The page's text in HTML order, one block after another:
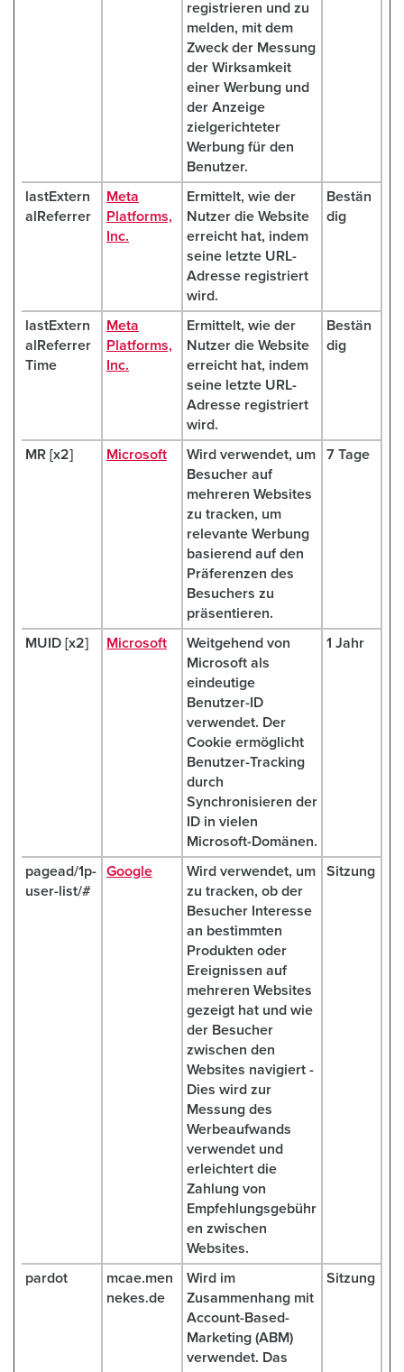
registrieren und zu
melden, mit dem
Zweck der Messung
der Wirksamkeit
einer Werbung und
der Anzeige
zielgerichteter
Werbung für den
Benutzer.
lastExtern
alReferrer
Meta
Platforms,
Inc.
Ermittelt, wie der
Nutzer die Website
erreicht hat, indem
seine letzte URL-
Adresse registriert
wird.
Bestän
dig
lastExtern
alReferrer
Time
Meta
Platforms,
Inc.
Ermittelt, wie der
Nutzer die Website
erreicht hat, indem
seine letzte URL-
Adresse registriert
wird.
Bestän
dig
MR [x2] Microsoft
Wird verwendet, um
Besucher auf
mehreren Websites
zu tracken, um
relevante Werbung
basierend auf den
Präferenzen des
Besuchers zu
präsentieren.
7 Tage
MUID [x2] Microsoft
Weitgehend von
Microsoft als
eindeutige
Benutzer-ID
verwendet. Der
Cookie ermöglicht
Benutzer-Tracking
durch
Synchronisieren der
ID in vielen
Microsoft-Domänen.
1 Jahr
pagead/1p-
user-list/#
Google
Wird verwendet, um
zu tracken, ob der
Besucher Interesse
an bestimmten
Produkten oder
Ereignissen auf
mehreren Websites
gezeigt hat und wie
der Besucher
zwischen den
Websites navigiert -
Dies wird zur
Messung des
Werbeaufwands
verwendet und
erleichtert die
Zahlung von
Empfehlungsgebühr
en zwischen
Websites.
Sitzung
pardot
mcae.men
nekes.de
Wird im
Zusammenhang mit
Account-Based-
Marketing (ABM)
verwendet. Das
Sitzung